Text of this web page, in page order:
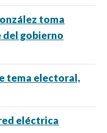
toma
del gobierno
tema electoral,
eléctrica